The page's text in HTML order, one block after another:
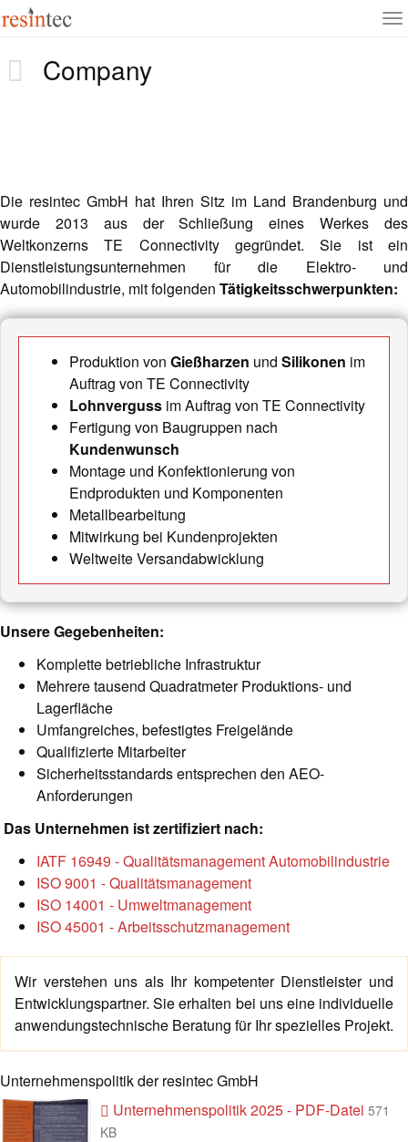
Company
Die resintec GmbH hat Ihren Sitz im Land Brandenburg und
wurde 2013 aus der Schließung eines Werkes des
Weltkonzerns TE Connectivity gegründet. Sie ist ein
Dienstleistungsunternehmen für die Elektro- und
Automobilindustrie, mit folgenden Tätigkeitsschwerpunkten:
Produktion von Gießharzen und Silikonen im
Auftrag von TE Connectivity
Lohnverguss im Auftrag von TE Connectivity
Fertigung von Baugruppen nach
Kundenwunsch
Montage und Konfektionierung von
Endprodukten und Komponenten
Metallbearbeitung
Mitwirkung bei Kundenprojekten
Weltweite Versandabwicklung
Unsere Gegebenheiten:
Komplette betriebliche Infrastruktur
Mehrere tausend Quadratmeter Produktions- und
Lagerfläche
Umfangreiches, befestigtes Freigelände
Qualifizierte Mitarbeiter
Sicherheitsstandards entsprechen den AEO-
Anforderungen
Das Unternehmen ist zertifiziert nach:
IATF 16949 - Qualitätsmanagement Automobilindustrie
ISO 9001 - Qualitätsmanagement
ISO 14001 - Umweltmanagement
ISO 45001 - Arbeitsschutzmanagement
Wir verstehen uns als Ihr kompetenter Dienstleister und
Entwicklungspartner. Sie erhalten bei uns eine individuelle
anwendungstechnische Beratung für Ihr spezielles Projekt.
Unternehmenspolitik der resintec GmbH
Unternehmenspolitik 2025 - PDF-Datei 571
KB